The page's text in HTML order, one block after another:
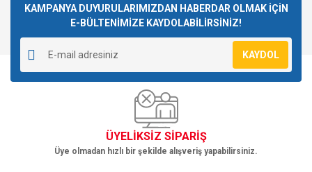
Yorum Yaz
Görüş ve önerileriniz için teşekkür ederiz.
Ürün resmi kalitesiz, bozuk veya görüntülenemiyor.
Ürün açıklamasında eksik bilgiler bulunuyor.
Ürün bilgilerinde hatalar bulunuyor.
Ürün fiyatı diğer sitelerden daha pahalı.
Bu ürüne benzer farklı alternatifler olmalı.
KAMPANYA DUYURULARIMIZDAN HABERDAR OLMAK İÇİN
E-BÜLTENİMİZE KAYDOLABİLİRSİNİZ!
KAYDOL
ÜYELİKSİZ SİPARİŞ
Üye olmadan hızlı bir şekilde alışveriş yapabilirsiniz.